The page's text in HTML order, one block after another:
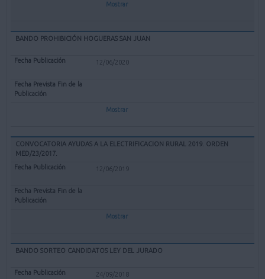
Mostrar
BANDO PROHIBICIÓN HOGUERAS SAN JUAN
12/06/2020
Mostrar
CONVOCATORIA AYUDAS A LA ELECTRIFICACION RURAL 2019. ORDEN
MED/23/2017.
12/06/2019
Mostrar
BANDO SORTEO CANDIDATOS LEY DEL JURADO
24/09/2018